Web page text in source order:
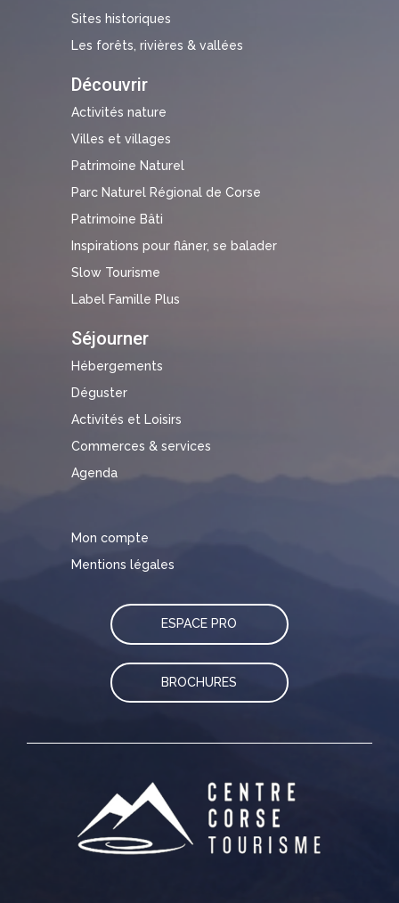
Sites historiques
Les forêts, rivières & vallées
Découvrir
Activités nature
Villes et villages
Patrimoine Naturel
Parc Naturel Régional de Corse
Patrimoine Bâti
Inspirations pour flâner, se balader
Slow Tourisme
Label Famille Plus
Séjourner
Hébergements
Déguster
Activités et Loisirs
Commerces & services
Agenda
Mon compte
Mentions légales
ESPACE PRO
BROCHURES